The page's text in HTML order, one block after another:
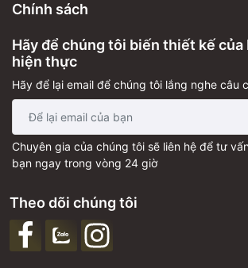
Chính sách
Hãy để chúng tôi biến thiết kế của
hiện thực
Hãy để lại email để chúng tôi lắng nghe câu
Chuyên gia của chúng tôi sẽ liên hệ để tư
bạn ngay trong vòng 24 giờ
Theo dõi chúng tôi